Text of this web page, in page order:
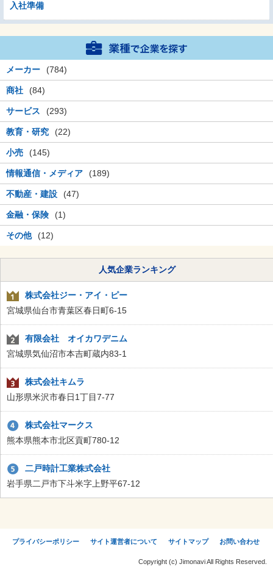
入社準備
メーカー (784)
商社 (84)
サービス (293)
教育・研究 (22)
小売 (145)
情報通信・メディア (189)
不動産・建設 (47)
金融・保険 (1)
その他 (12)
人気企業ランキング
株式会社ジー・アイ・ピー
宮城県仙台市青葉区春日町6-15
有限会社 オイカワデニム
宮城県気仙沼市本吉町蔵内83-1
株式会社キムラ
山形県米沢市春日1丁目7-77
株式会社マークス
熊本県熊本市北区貢町780-12
二戸時計工業株式会社
岩手県二戸市下斗米字上野平67-12
プライバシーポリシー サイト運営者について サイトマップ お問い合わせ
Copyright (c) Jimonavi All Rights Reserved.